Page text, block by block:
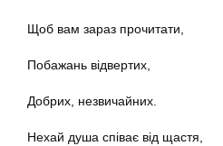
Щоб вам зараз прочитати,
Побажань відвертих,
Добрих, незвичайних.
Нехай душа співає від щастя,